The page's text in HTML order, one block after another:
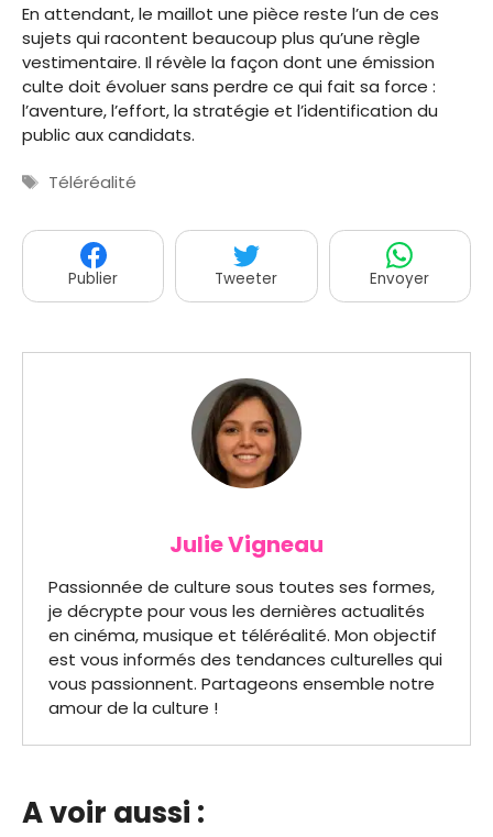
En attendant, le maillot une pièce reste l’un de ces
sujets qui racontent beaucoup plus qu’une règle
vestimentaire. Il révèle la façon dont une émission
culte doit évoluer sans perdre ce qui fait sa force :
l’aventure, l’effort, la stratégie et l’identification du
public aux candidats.
Étiquettes
Téléréalité
Publier Tweeter Envoyer
Julie Vigneau
Passionnée de culture sous toutes ses formes,
je décrypte pour vous les dernières actualités
en cinéma, musique et téléréalité. Mon objectif
est vous informés des tendances culturelles qui
vous passionnent. Partageons ensemble notre
amour de la culture !
A voir aussi :